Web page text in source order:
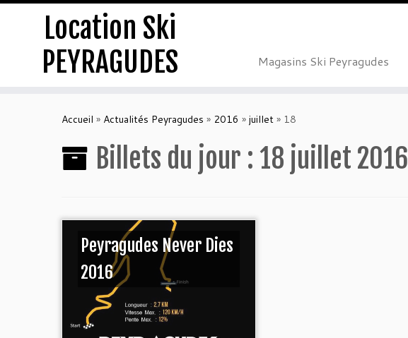
Location Ski
PEYRAGUDES
Magasins Ski Peyragudes
Accueil » Actualités Peyragudes » 2016 » juillet » 18
Billets du jour : 18 juillet 2016
Peyragudes Never Dies
2016